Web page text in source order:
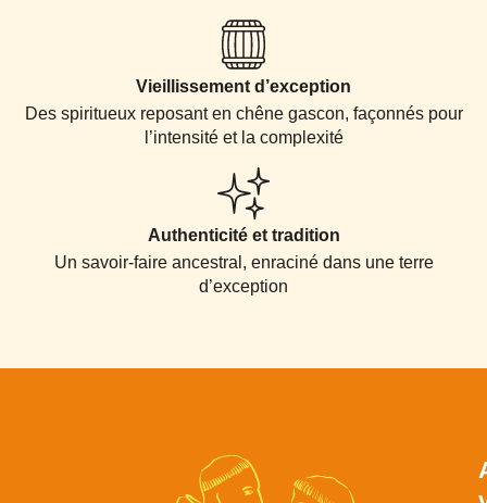
Vieillissement d’exception
Des spiritueux reposant en chêne gascon, façonnés pour
l’intensité et la complexité
Authenticité et tradition
Un savoir-faire ancestral, enraciné dans une terre
d’exception